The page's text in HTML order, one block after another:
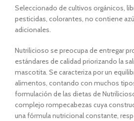
Seleccionado de cultivos orgánicos,
pesticidas, colorantes, no contiene
adicionales.
Nutrilicioso se preocupa de entregar
estándares de calidad priorizando la
mascotita. Se caracteriza por un
alimentos, contando con muchos
formulación de las dietas de
complejo rompecabezas cuya
una fórmula nutricional constante,